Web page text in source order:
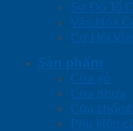
Sơ Đồ Tổ
Văn Hóa
Cơ Hội
Sản phẩm
Cửa gỗ
Cửa nhựa
Cửa chống
Phụ kiện